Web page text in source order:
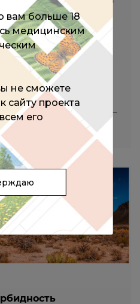
И.З., Загребнева А.И.,
и другие
вам больше 18
медицинским
не сможете
сайту проекта
его